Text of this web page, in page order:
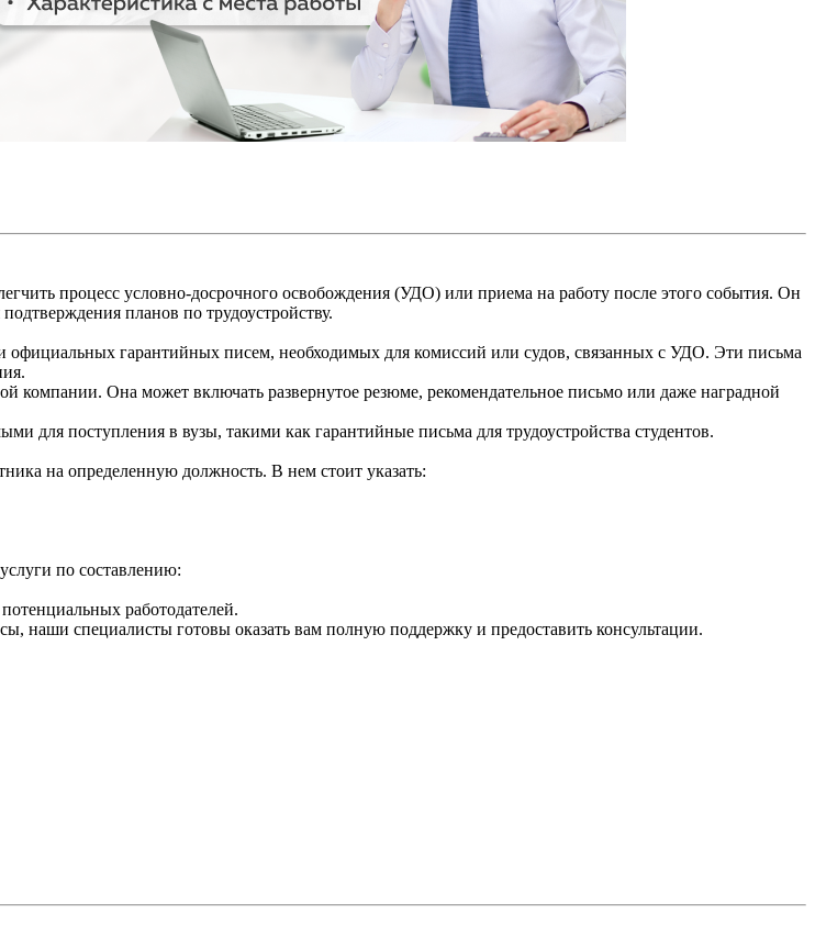
процесс условно-досрочного освобождения (УДО) или приема на работу после этого события. Он
планов по трудоустройству.
гарантийных писем, необходимых для комиссий или судов, связанных с УДО. Эти письма
компании. Она может включать развернутое резюме, рекомендательное письмо или даже наградной
для поступления в вузы, такими как гарантийные письма для трудоустройства студентов.
на определенную должность. В нем стоит указать:
по составлению:
работодателей.
наши специалисты готовы оказать вам полную поддержку и предоставить консультации.